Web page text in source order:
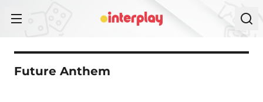
Future Anthem